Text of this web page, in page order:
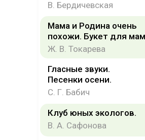
Гласные звуки.
Песенки осени.
С. Г. Бабич
Мама и Родина очень
похожи. Букет для
Ж. В. Токарева
В. Бердичевская
В. А. Сафонова
Клуб юных экологов.